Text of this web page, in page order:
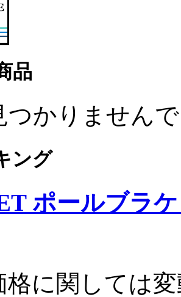
品
つかりません
ング
ポールブラ
格に関しては